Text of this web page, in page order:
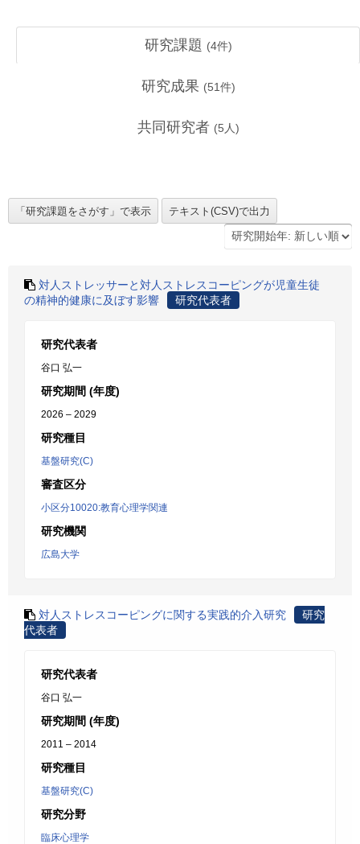
研究課題 (4件)
研究成果 (51件)
共同研究者 (5 人)
対人ストレッサーと対人ストレスコーピングが児童生徒
の精神的健康に及ぼす影響
研究代表者
研究代表者
谷口 弘一
研究期間 (年度)
2026 – 2029
研究種目
基盤研究(C)
審査区分
小区分10020:教育心理学関連
研究機関
広島大学
対人ストレスコーピングに関する実践的介入研究
研究
代表者
研究代表者
谷口 弘一
研究期間 (年度)
2011 – 2014
研究種目
基盤研究(C)
研究分野
臨床心理学